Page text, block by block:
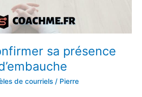
sa présence
de courriels / Pierre